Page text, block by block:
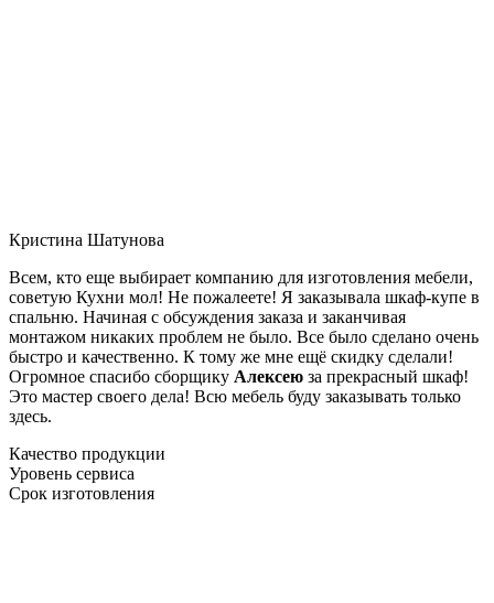
Кристина Шатунова
Всем, кто еще выбирает компанию для изготовления мебели,
советую Кухни мол! Не пожалеете! Я заказывала шкаф-купе в
спальню. Начиная с обсуждения заказа и заканчивая
монтажом никаких проблем не было. Все было сделано очень
быстро и качественно. К тому же мне ещё скидку сделали!
Огромное спасибо сборщику Алексею за прекрасный шкаф!
Это мастер своего дела! Всю мебель буду заказывать только
здесь.
Качество продукции
Уровень сервиса
Срок изготовления